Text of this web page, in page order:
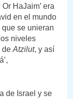
HaJaim’ era
en el mundo
se unieran
niveles
de Atzilut, y así
de Israel y se